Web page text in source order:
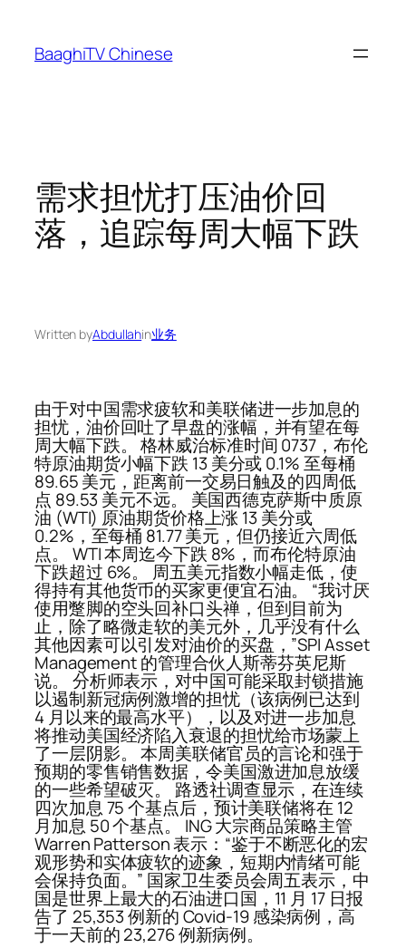
content
BaaghiTV Chinese
需求担忧打压油价回
落，追踪每周大幅下跌
Written byAbdullahin业务
由于对中国需求疲软和美联储进一步加息的
担忧，油价回吐了早盘的涨幅，并有望在每
周大幅下跌。 格林威治标准时间 0737，布伦
特原油期货小幅下跌 13 美分或 0.1% 至每桶
89.65 美元，距离前一交易日触及的四周低
点 89.53 美元不远。 美国西德克萨斯中质原
油 (WTI) 原油期货价格上涨 13 美分或
0.2%，至每桶 81.77 美元，但仍接近六周低
点。 WTI 本周迄今下跌 8%，而布伦特原油
下跌超过 6%。 周五美元指数小幅走低，使
得持有其他货币的买家更便宜石油。 “我讨厌
使用蹩脚的空头回补口头禅，但到目前为
止，除了略微走软的美元外，几乎没有什么
其他因素可以引发对油价的买盘，”SPI Asset
Management 的管理合伙人斯蒂芬英尼斯
说。 分析师表示，对中国可能采取封锁措施
以遏制新冠病例激增的担忧（该病例已达到
4 月以来的最高水平），以及对进一步加息
将推动美国经济陷入衰退的担忧给市场蒙上
了一层阴影。 本周美联储官员的言论和强于
预期的零售销售数据，令美国激进加息放缓
的一些希望破灭。 路透社调查显示，在连续
四次加息 75 个基点后，预计美联储将在 12
月加息 50 个基点。 ING 大宗商品策略主管
Warren Patterson 表示：“鉴于不断恶化的宏
观形势和实体疲软的迹象，短期内情绪可能
会保持负面。” 国家卫生委员会周五表示，中
国是世界上最大的石油进口国，11 月 17 日报
告了 25,353 例新的 Covid-19 感染病例，高
于一天前的 23,276 例新病例。